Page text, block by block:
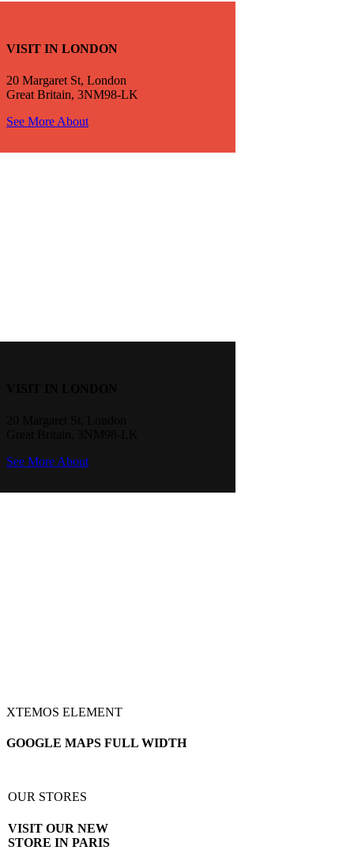
VISIT IN LONDON
20 Margaret St, London
Great Britain, 3NM98-LK
See More About
See More About
XTEMOS ELEMENT
GOOGLE MAPS FULL WIDTH
OUR STORES
VISIT OUR NEW
STORE IN PARIS